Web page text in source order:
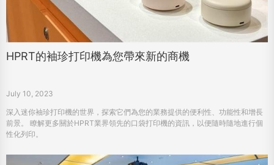
HPRT的袖珍打印機為您帶來新的商機
July 10, 2023
深入迷你袖珍打印機的世界，探索它們為您的業務提供的便利性、功能性和增長
前景。 瞭解更多關於HPRT業界領先的口袋打印機的資訊，以便隨時隨地進行個
性化列印。